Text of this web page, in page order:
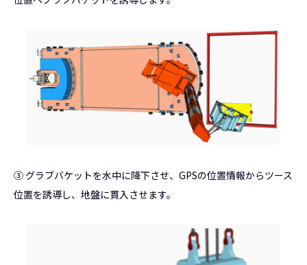
③ グラブバケットを水中に降下させ、GPSの位置情報からツース
位置を誘導し、地盤に貫入させます。